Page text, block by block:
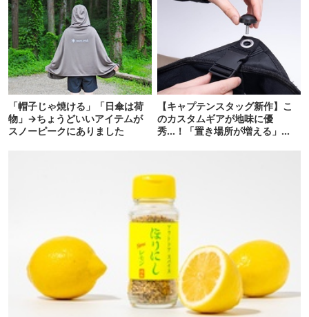
「帽子じゃ焼ける」「日傘は荷
物」→ちょうどいいアイテムが
スノーピークにありました
【キャプテンスタッグ新作】こ
のカスタムギアが地味に優
秀…！「置き場所が増える」